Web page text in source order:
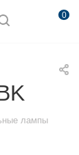
0
лампы